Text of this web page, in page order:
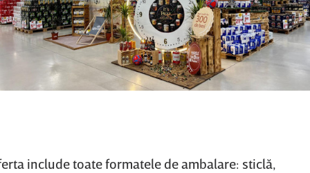
include toate formatele de ambalare: sticlă,